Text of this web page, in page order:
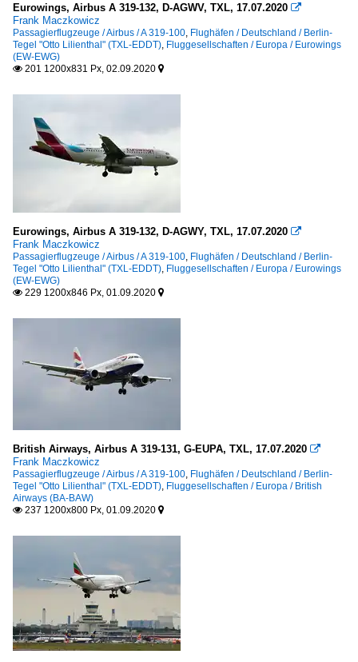
Eurowings, Airbus A 319-132, D-AGWV, TXL, 17.07.2020 
Frank Maczkowicz
Passagierflugzeuge / Airbus / A 319-100 Flughäfen / Deutschland / Berlin-
Tegel "Otto Lilienthal" (TXL-EDDT) Fluggesellschaften / Europa / Eurowings
(EW-EWG)
 201 1200x831 Px, 02.09.2020 
Eurowings, Airbus A 319-132, D-AGWY, TXL, 17.07.2020 
Frank Maczkowicz
Passagierflugzeuge / Airbus / A 319-100 Flughäfen / Deutschland / Berlin-
Tegel "Otto Lilienthal" (TXL-EDDT) Fluggesellschaften / Europa / Eurowings
(EW-EWG)
 229 1200x846 Px, 01.09.2020 
British Airways, Airbus A 319-131, G-EUPA, TXL, 17.07.2020 
Frank Maczkowicz
Passagierflugzeuge / Airbus / A 319-100 Flughäfen / Deutschland / Berlin-
Tegel "Otto Lilienthal" (TXL-EDDT) Fluggesellschaften / Europa / British
Airways (BA-BAW)
 237 1200x800 Px, 01.09.2020 